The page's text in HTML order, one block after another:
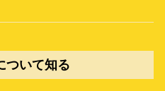
ついて知る